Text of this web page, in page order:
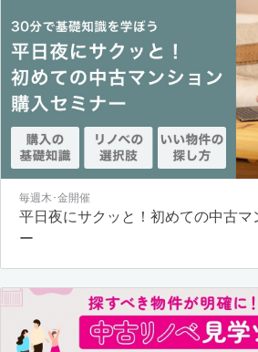
毎週木･金開催
平日夜にサクッと！初めての中古マ
ー